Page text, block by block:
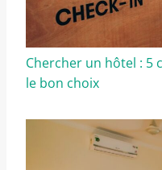
Chercher un hôtel : 5
le bon choix